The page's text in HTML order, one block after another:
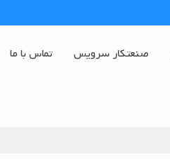
صنعتکار سرویس تماس با ما